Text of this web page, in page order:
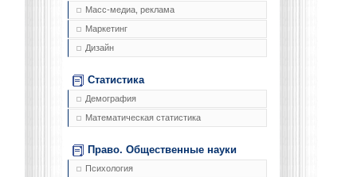
Масс-медиа, реклама
Маркетинг
Дизайн
Статистика
Демография
Математическая статистика
Право. Общественные науки
Психология